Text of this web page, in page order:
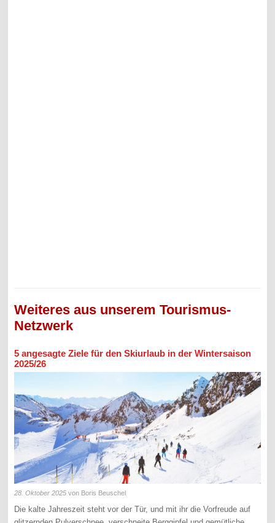
Weiteres aus unserem Tourismus-
Netzwerk
5 angesagte Ziele für den Skiurlaub in der Wintersaison
2025/26
28. Oktober 2025 von Boris Beuschel
Die kalte Jahreszeit steht vor der Tür, und mit ihr die Vorfreude auf